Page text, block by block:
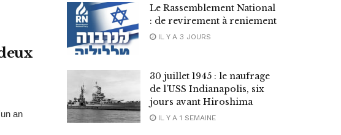
an
Le Rassemblement National
: de revirement à reniement
IL Y A 3 JOURS
30 juillet 1945 : le naufrage
de l’USS Indianapolis, six
jours avant Hiroshima
IL Y A 1 SEMAINE